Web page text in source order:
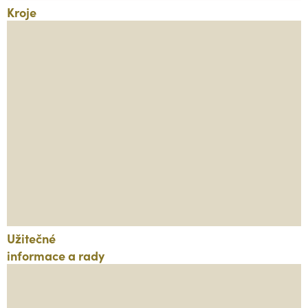
Kroje
Užitečné
informace a rady